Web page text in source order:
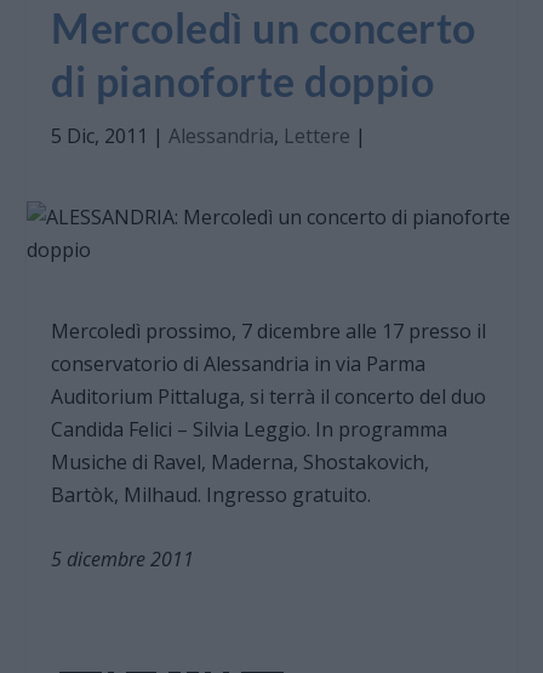
Mercoledì un concerto
di pianoforte doppio
5 Dic, 2011 |Alessandria, Lettere |
Mercoledì prossimo, 7 dicembre alle 17 presso il
conservatorio di Alessandria in via Parma
Auditorium Pittaluga, si terrà il concerto del duo
Candida Felici – Silvia Leggio. In programma
Musiche di Ravel, Maderna, Shostakovich,
Bartòk, Milhaud. Ingresso gratuito.
5 dicembre 2011